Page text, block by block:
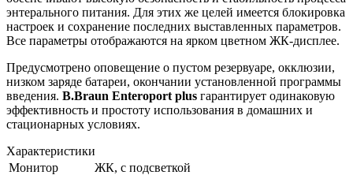
энтерального питания. Для этих же целей имеется блокировка
настроек и сохранение последних выставленных параметров.
Все параметры отображаются на ярком цветном ЖК-дисплее.
Предусмотрено оповещение о пустом резервуаре, окклюзии,
низком заряде батареи, окончании установленной программы
введения. B.Braun Enteroport plus гарантирует одинаковую
эффективность и простоту использования в домашних и
стационарных условиях.
Характеристики
Монитор
ЖК, с подсветкой